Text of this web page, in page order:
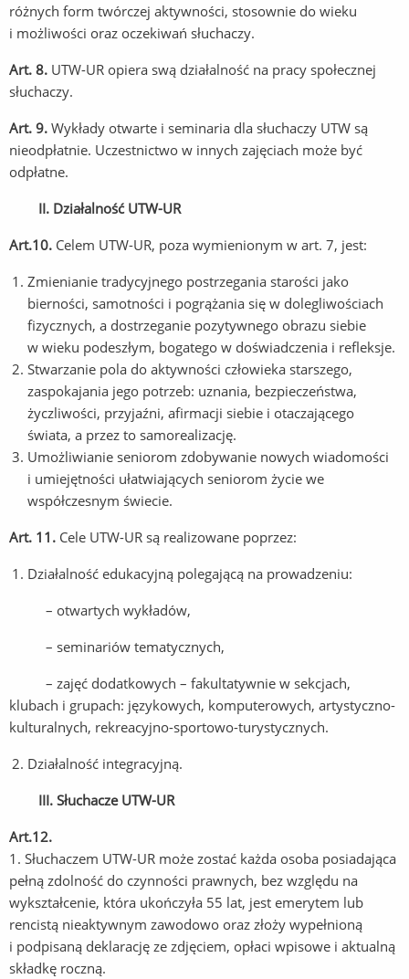
różnych form twórczej aktywności, stosownie do wieku
i możliwości oraz oczekiwań słuchaczy.
Art. 8. UTW-UR opiera swą działalność na pracy społecznej
słuchaczy.
Art. 9. Wykłady otwarte i seminaria dla słuchaczy UTW są
nieodpłatnie. Uczestnictwo w innych zajęciach może być
odpłatne.
II. Działalność UTW-UR
Art.10. Celem UTW-UR, poza wymienionym w art. 7, jest:
Zmienianie tradycyjnego postrzegania starości jako
bierności, samotności i pogrążania się w dolegliwościach
fizycznych, a dostrzeganie pozytywnego obrazu siebie
w wieku podeszłym, bogatego w doświadczenia i refleksje.
Stwarzanie pola do aktywności człowieka starszego,
zaspokajania jego potrzeb: uznania, bezpieczeństwa,
życzliwości, przyjaźni, afirmacji siebie i otaczającego
świata, a przez to samorealizację.
Umożliwianie seniorom zdobywanie nowych wiadomości
i umiejętności ułatwiających seniorom życie we
współczesnym świecie.
Art. 11. Cele UTW-UR są realizowane poprzez:
Działalność edukacyjną polegającą na prowadzeniu:
– otwartych wykładów,
– seminariów tematycznych,
– zajęć dodatkowych – fakultatywnie w sekcjach,
klubach i grupach: językowych, komputerowych, artystyczno-
kulturalnych, rekreacyjno-sportowo-turystycznych.
Działalność integracyjną.
III. Słuchacze UTW-UR
Art.12.
1. Słuchaczem UTW-UR może zostać każda osoba posiadająca
pełną zdolność do czynności prawnych, bez względu na
wykształcenie, która ukończyła 55 lat, jest emerytem lub
rencistą nieaktywnym zawodowo oraz złoży wypełnioną
i podpisaną deklarację ze zdjęciem, opłaci wpisowe i aktualną
składkę roczną.